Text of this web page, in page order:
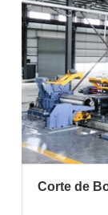
Corte de